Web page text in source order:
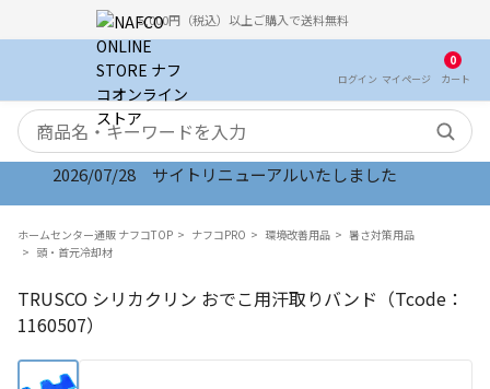
5,000円（税込）以上ご購入で送料無料
ログイン マイ ページ
0
カート
検索キーワード
2026/07/28 サイトリニューアルいたしました
ホームセンター通販 ナフコTOP ナフコPRO 環境改善用品
暑さ対策用品
頭・首元冷却材
TRUSCO シリカクリン おでこ用汗取りバンド（Tcode：
1160507）